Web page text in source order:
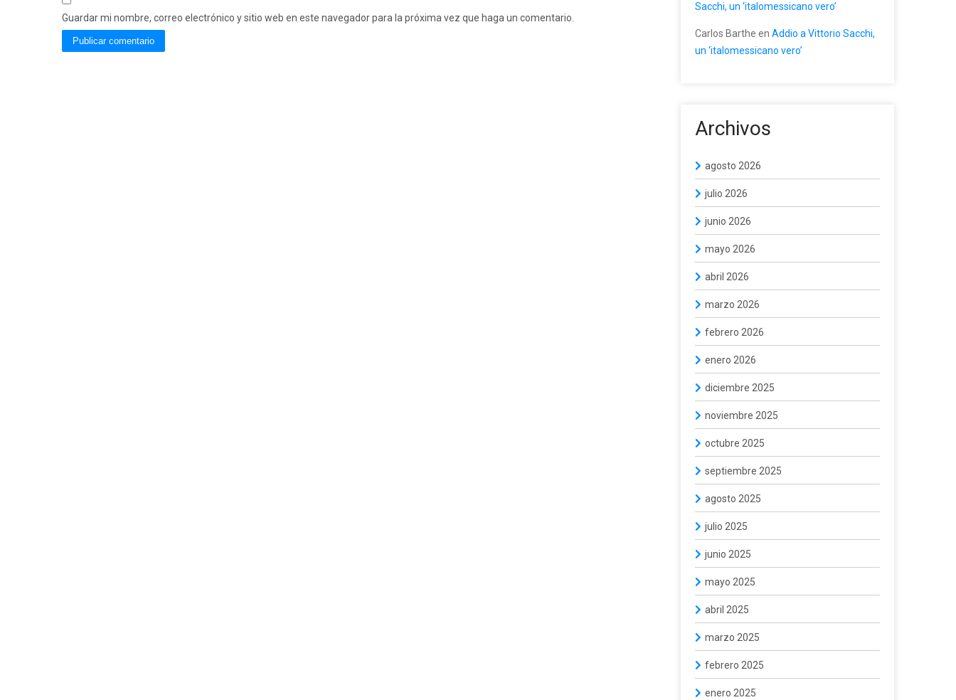
Guardar mi nombre, correo electrónico y sitio web en este navegador para la próxima vez que haga un comentario.
Sacchi, un ‘italomessicano vero’
Carlos Barthe en Addio a Vittorio Sacchi,
un ‘italomessicano vero’
Archivos
agosto 2026
julio 2026
junio 2026
mayo 2026
abril 2026
marzo 2026
febrero 2026
enero 2026
diciembre 2025
noviembre 2025
octubre 2025
septiembre 2025
agosto 2025
julio 2025
junio 2025
mayo 2025
abril 2025
marzo 2025
febrero 2025
enero 2025